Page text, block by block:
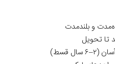
و بلندمدت
تا تحویل
قسط)